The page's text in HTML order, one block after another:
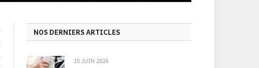
NOS DERNIERS ARTICLES
15 JUIN 2026